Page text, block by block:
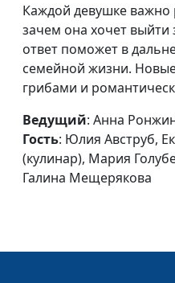
общение с супругом
жизни женщины
Каждой девушке важно
зачем она хочет
ответ поможет в
семейной жизни.
грибами и
Ведущий: Анна
Гость: Юлия Авструб,
(кулинар), Мария
Галина Мещерякова